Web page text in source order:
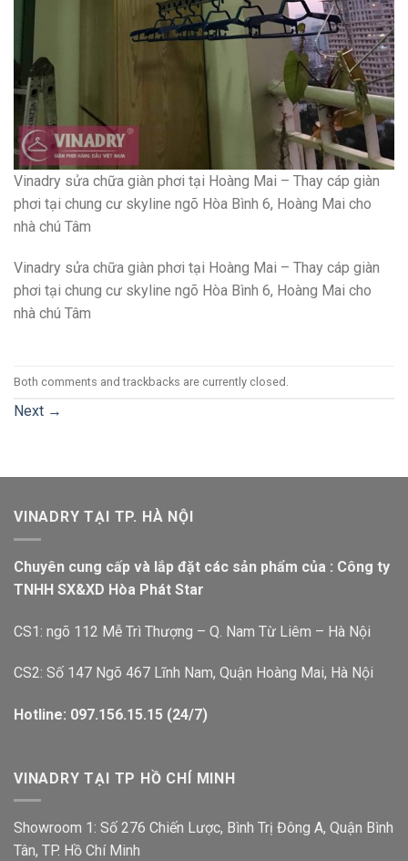
Vinadry sửa chữa giàn phơi tại Hoàng Mai – Thay cáp giàn
phơi tại chung cư skyline ngõ Hòa Bình 6, Hoàng Mai cho
nhà chú Tâm
Vinadry sửa chữa giàn phơi tại Hoàng Mai – Thay cáp giàn
phơi tại chung cư skyline ngõ Hòa Bình 6, Hoàng Mai cho
nhà chú Tâm
Both comments and trackbacks are currently closed.
Next →
VINADRY TẠI TP. HÀ NỘI
Chuyên cung cấp và lắp đặt các sản phẩm của : Công ty
TNHH SX&XD Hòa Phát Star
CS1: ngõ 112 Mễ Trì Thượng – Q. Nam Từ Liêm – Hà Nội
CS2: Số 147 Ngõ 467 Lĩnh Nam, Quận Hoàng Mai, Hà Nội
Hotline: 097.156.15.15 (24/7)
VINADRY TẠI TP HỒ CHÍ MINH
Showroom 1: Số 276 Chiến Lược, Bình Trị Đông A, Quận Bình
Tân, TP. Hồ Chí Minh